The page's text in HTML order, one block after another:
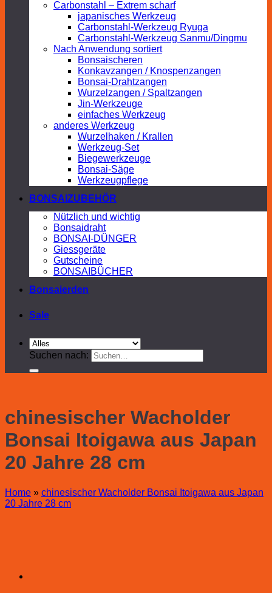
Carbonstahl – Extrem scharf
japanisches Werkzeug
Carbonstahl-Werkzeug Ryuga
Carbonstahl-Werkzeug Sanmu/Dingmu
Nach Anwendung sortiert
Bonsaischeren
Konkavzangen / Knospenzangen
Bonsai-Drahtzangen
Wurzelzangen / Spaltzangen
Jin-Werkzeuge
einfaches Werkzeug
anderes Werkzeug
Wurzelhaken / Krallen
Werkzeug-Set
Biegewerkzeuge
Bonsai-Säge
Werkzeugpflege
BONSAIZUBEHÖR
Nützlich und wichtig
Bonsaidraht
BONSAI-DÜNGER
Giessgeräte
Gutscheine
BONSAIBÜCHER
Bonsaierden
Sale
Suchen nach:
chinesischer Wacholder
Bonsai Itoigawa aus Japan
20 Jahre 28 cm
Home » chinesischer Wacholder Bonsai Itoigawa aus Japan
20 Jahre 28 cm